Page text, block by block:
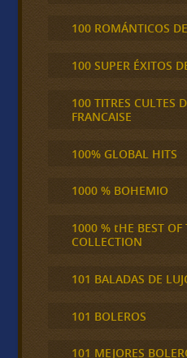
100 ROMÁNTICOS
100 SUPER ÉXITOS
100 TITRES CULTES
FRANCAISE
100% GLOBAL HITS
1000 % BOHEMIO
1000 % tHE BEST OF
COLLECTION
101 BALADAS DE
101 BOLEROS
101 MEJORES